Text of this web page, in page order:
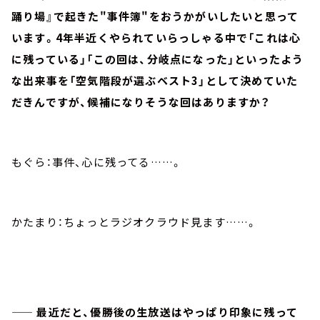
踊り場』で起きた"事件簿"をおうかがいしたいと思って
います。4年半近くやられていらっしゃる中で「これは心
に残っている」「この回は、分岐点になった」といったよう
な出来事を「空気階段が選ぶベスト3」として決めていた
だきんですが、候補になりそうな回はありますか？
もぐら：事件、心に残ってる……。
かたまり：ちょっとラジオクラウド見ます……。
—— 最近だと、優勝後の生放送はやっぱり印象に残って